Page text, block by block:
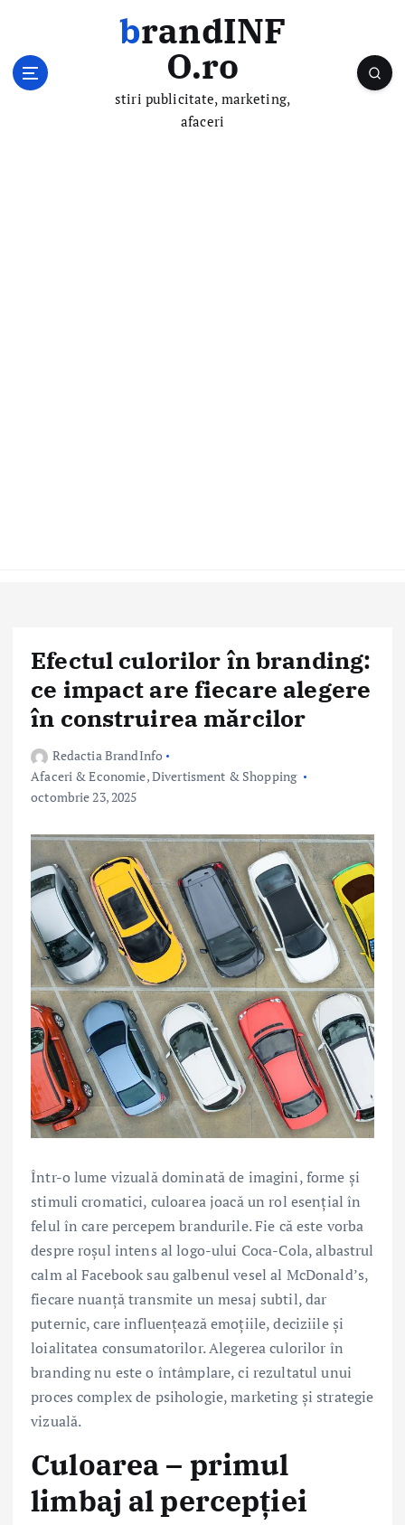
brandINF
O.ro
stiri publicitate, marketing,
afaceri
Efectul culorilor în branding:
ce impact are fiecare alegere
în construirea mărcilor
Redactia BrandInfo
Afaceri & Economie,Divertisment & Shopping
octombrie 23, 2025
Într-o lume vizuală dominată de imagini, forme și
stimuli cromatici, culoarea joacă un rol esențial în
felul în care percepem brandurile. Fie că este vorba
despre roșul intens al logo-ului Coca-Cola, albastrul
calm al Facebook sau galbenul vesel al McDonald’s,
fiecare nuanță transmite un mesaj subtil, dar
puternic, care influențează emoțiile, deciziile și
loialitatea consumatorilor. Alegerea culorilor în
branding nu este o întâmplare, ci rezultatul unui
proces complex de psihologie, marketing și strategie
vizuală.
Culoarea – primul
limbaj al percepției